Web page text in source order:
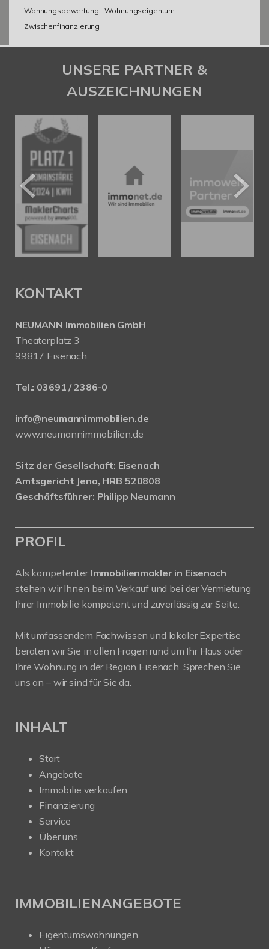
Wohnungsbewertung
Wohnungseigentum
Zwischenfinanzierung
UNSERE PARTNER &
AUSZEICHNUNGEN
KONTAKT
NEUMANN Immobilien GmbH
Theaterplatz 3
99817 Eisenach
Tel.: 03691 / 2386-0
info@neumannimmobilien.de
www.neumannimmobilien.de
Sitz der Gesellschaft: Eisenach
Amtsgericht Jena, HRB 520808
Geschäftsführer: Philipp Neumann
PROFIL
Als kompetenter Immobilienmakler in Eisenach
stehen wir Ihnen beim Verkauf und bei der Vermietung
Ihrer Immobilie kompetent und zuverlässig zur Seite.
Mit umfassendem Fachwissen und lokaler Expertise
beraten wir Sie in allen Fragen rund um Ihr Haus oder
Ihre Wohnung in der Region Eisenach. Sprechen Sie
uns an – wir sind für Sie da.
INHALT
Start
Angebote
Immobilie verkaufen
Finanzierung
Service
Über uns
Kontakt
IMMOBILIENANGEBOTE
Eigentumswohnungen